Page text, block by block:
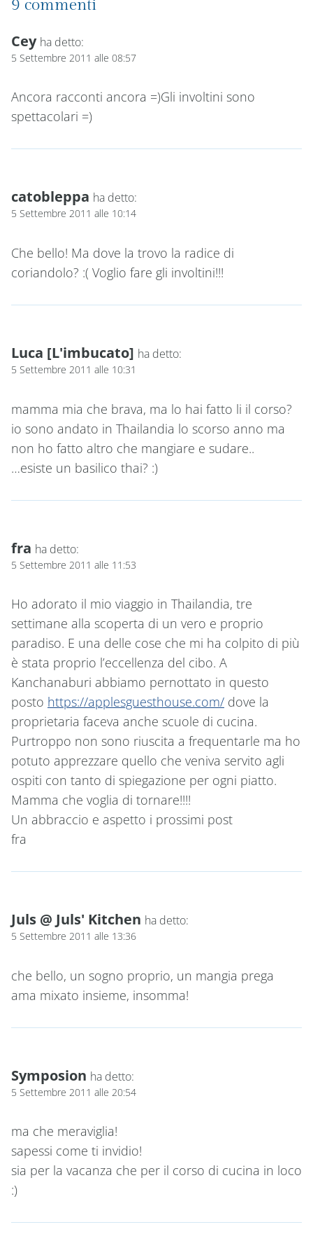
9 commenti
Cey ha detto:
5 Settembre 2011 alle 08:57
Ancora racconti ancora =)Gli involtini sono
spettacolari =)
catobleppa ha detto:
5 Settembre 2011 alle 10:14
Che bello! Ma dove la trovo la radice di
coriandolo? :( Voglio fare gli involtini!!!
Luca [L'imbucato] ha detto:
5 Settembre 2011 alle 10:31
mamma mia che brava, ma lo hai fatto li il corso?
io sono andato in Thailandia lo scorso anno ma
non ho fatto altro che mangiare e sudare..
…esiste un basilico thai? :)
fra ha detto:
5 Settembre 2011 alle 11:53
Ho adorato il mio viaggio in Thailandia, tre
settimane alla scoperta di un vero e proprio
paradiso. E una delle cose che mi ha colpito di più
è stata proprio l’eccellenza del cibo. A
Kanchanaburi abbiamo pernottato in questo
posto https://applesguesthouse.com/ dove la
proprietaria faceva anche scuole di cucina.
Purtroppo non sono riuscita a frequentarle ma ho
potuto apprezzare quello che veniva servito agli
ospiti con tanto di spiegazione per ogni piatto.
Mamma che voglia di tornare!!!!
Un abbraccio e aspetto i prossimi post
fra
Juls @ Juls' Kitchen ha detto:
5 Settembre 2011 alle 13:36
che bello, un sogno proprio, un mangia prega
ama mixato insieme, insomma!
Symposion ha detto:
5 Settembre 2011 alle 20:54
ma che meraviglia!
sapessi come ti invidio!
sia per la vacanza che per il corso di cucina in loco
:)